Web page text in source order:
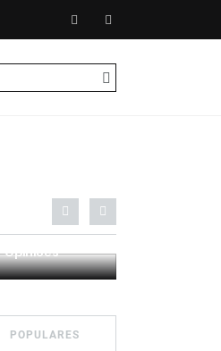
Análises
POPULARES